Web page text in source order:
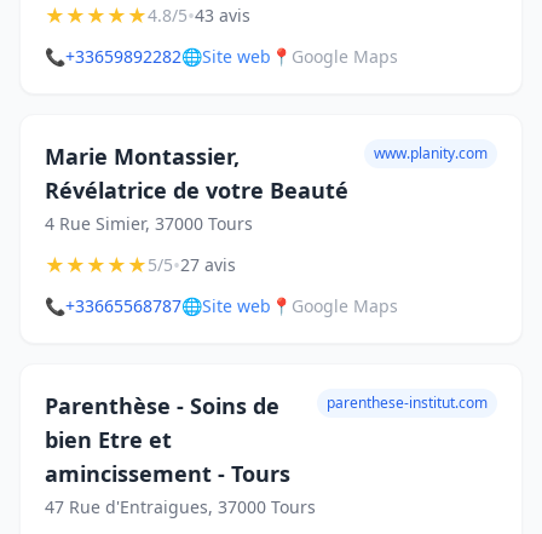
★★★★★4.8/5•43 avis
📞+33659892282🌐Site web 📍 Google Maps
Marie Montassier,
Révélatrice de votre Beauté
4 Rue Simier, 37000 Tours
www.planity.com
★★★★★5/5•27 avis
📞+33665568787🌐Site web 📍 Google Maps
Parenthèse - Soins de
bien Etre et
amincissement - Tours
47 Rue d'Entraigues, 37000 Tours
parenthese-institut.com